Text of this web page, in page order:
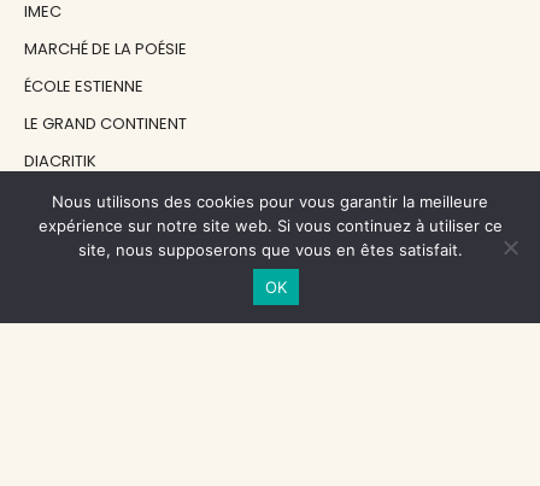
IMEC
MARCHÉ DE LA POÉSIE
ÉCOLE ESTIENNE
LE GRAND CONTINENT
DIACRITIK
EN ATTENDANT NADEAU
Nous utilisons des cookies pour vous garantir la meilleure
expérience sur notre site web. Si vous continuez à utiliser ce
site, nous supposerons que vous en êtes satisfait.
OK